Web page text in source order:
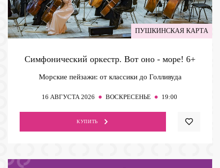
ПУШКИНСКАЯ КАРТА
Симфонический оркестр. Вот оно - море! 6+
Морские пейзажи: от классики до Голливуда
16 АВГУСТА 2026 ВОСКРЕСЕНЬЕ 19:00
КУПИТЬ